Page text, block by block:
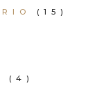
(15)
(4)